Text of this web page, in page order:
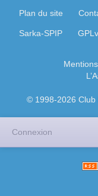
Plan du site
Sarka-SPIP
© 1998-2026 Club
Connexion